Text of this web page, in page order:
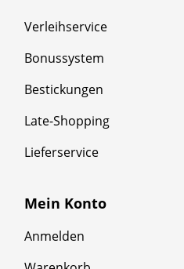
Verleihservice
Bonussystem
Bestickungen
Late-Shopping
Lieferservice
Mein Konto
Anmelden